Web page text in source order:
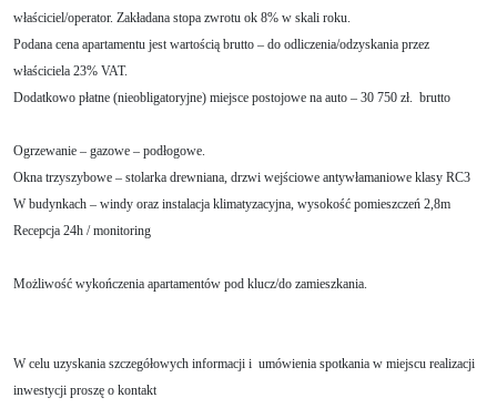
właściciel/operator. Zakładana stopa zwrotu ok 8% w skali roku.
Podana cena apartamentu jest wartością brutto – do odliczenia/odzyskania przez
właściciela 23% VAT.
Dodatkowo płatne (nieobligatoryjne) miejsce postojowe na auto – 30 750 zł. brutto
Ogrzewanie – gazowe – podłogowe.
Okna trzyszybowe – stolarka drewniana, drzwi wejściowe antywłamaniowe klasy RC3
W budynkach – windy oraz instalacja klimatyzacyjna, wysokość pomieszczeń 2,8m
Recepcja 24h / monitoring
Możliwość wykończenia apartamentów pod klucz/do zamieszkania.
W celu uzyskania szczegółowych informacji i umówienia spotkania w miejscu realizacji
inwestycji proszę o kontakt